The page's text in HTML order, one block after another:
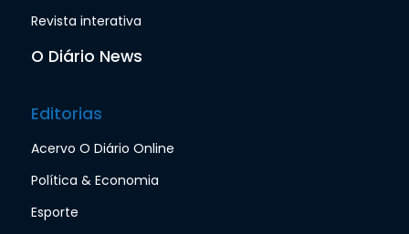
Revista interativa
O Diário News
Editorias
Acervo O Diário Online
Política & Economia
Esporte